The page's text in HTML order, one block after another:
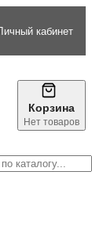
кабинет
Корзина
Нет товаров